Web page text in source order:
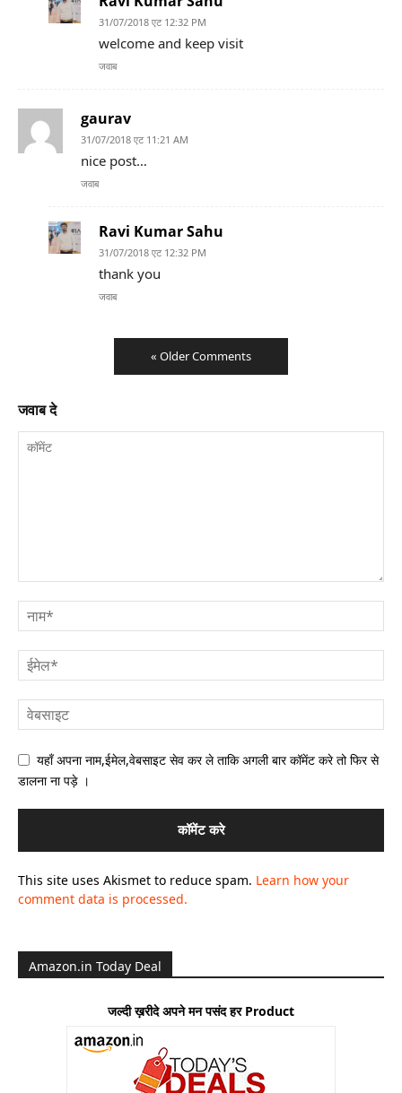
31/07/2018 एट 12:32 PM
welcome and keep visit
जवाब
gaurav
31/07/2018 एट 11:21 AM
nice post…
जवाब
Ravi Kumar Sahu
31/07/2018 एट 12:32 PM
thank you
जवाब
« Older Comments
जवाब दे
यहाँ अपना नाम,ईमेल,वेबसाइट सेव कर ले ताकि अगली बार कॉमेंट करे तो फिर से
डालना ना पड़े ।
This site uses Akismet to reduce spam. Learn how your
comment data is processed.
Amazon.in Today Deal
जल्दी ख़रीदे अपने मन पसंद हर Product